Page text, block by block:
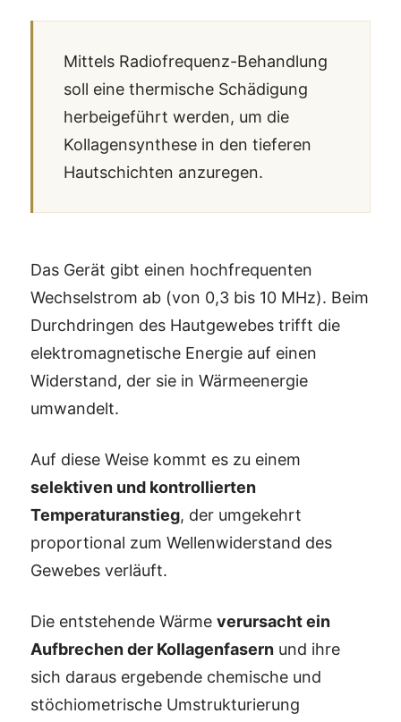
Mittels Radiofrequenz-Behandlung
soll eine thermische Schädigung
herbeigeführt werden, um die
Kollagensynthese in den tieferen
Hautschichten anzuregen.
Das Gerät gibt einen hochfrequenten
Wechselstrom ab (von 0,3 bis 10 MHz). Beim
Durchdringen des Hautgewebes trifft die
elektromagnetische Energie auf einen
Widerstand, der sie in Wärmeenergie
umwandelt.
Auf diese Weise kommt es zu einem
selektiven und kontrollierten
Temperaturanstieg, der umgekehrt
proportional zum Wellenwiderstand des
Gewebes verläuft.
Die entstehende Wärme verursacht ein
Aufbrechen der Kollagenfasern und ihre
sich daraus ergebende chemische und
stöchiometrische Umstrukturierung